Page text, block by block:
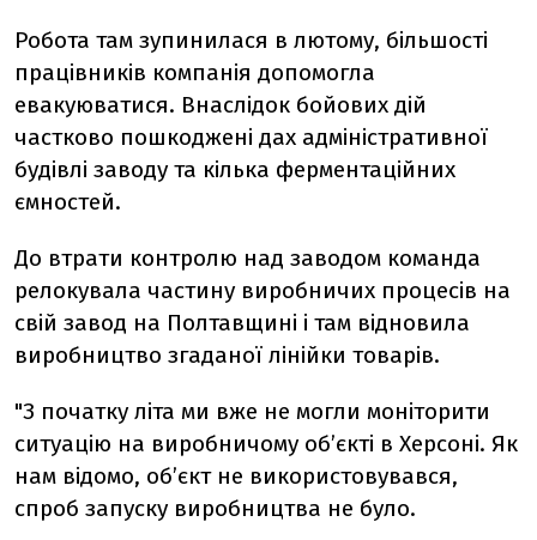
Робота там зупинилася в лютому, більшості
працівників компанія допомогла
евакуюватися. Внаслідок бойових дій
частково пошкоджені дах адміністративної
будівлі заводу та кілька ферментаційних
ємностей.
До втрати контролю над заводом команда
релокувала частину виробничих процесів на
свій завод на Полтавщині і там відновила
виробництво згаданої лінійки товарів.
"З початку літа ми вже не могли моніторити
ситуацію на виробничому об’єкті в Херсоні. Як
нам відомо, об’єкт не використовувався,
спроб запуску виробництва не було.